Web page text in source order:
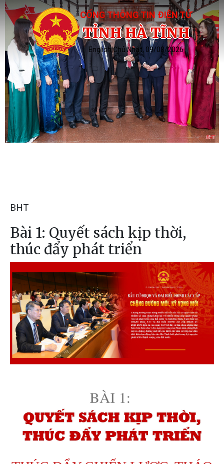
CỔNG THÔNG TIN ĐIỆN TỬ
TỈNH HÀ TĨNH
English|Chủ Nhật, 09/08/2026
BHT
Bài 1: Quyết sách kịp thời,
thúc đẩy phát triển